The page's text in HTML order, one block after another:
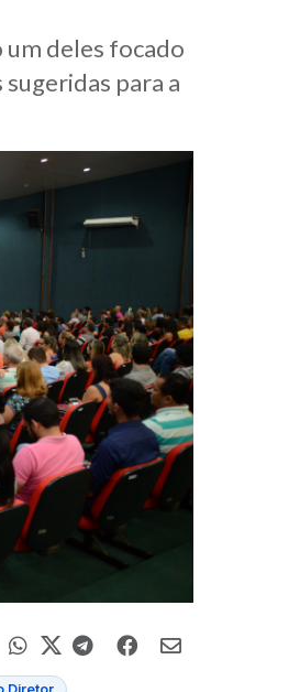
um deles focado
para a